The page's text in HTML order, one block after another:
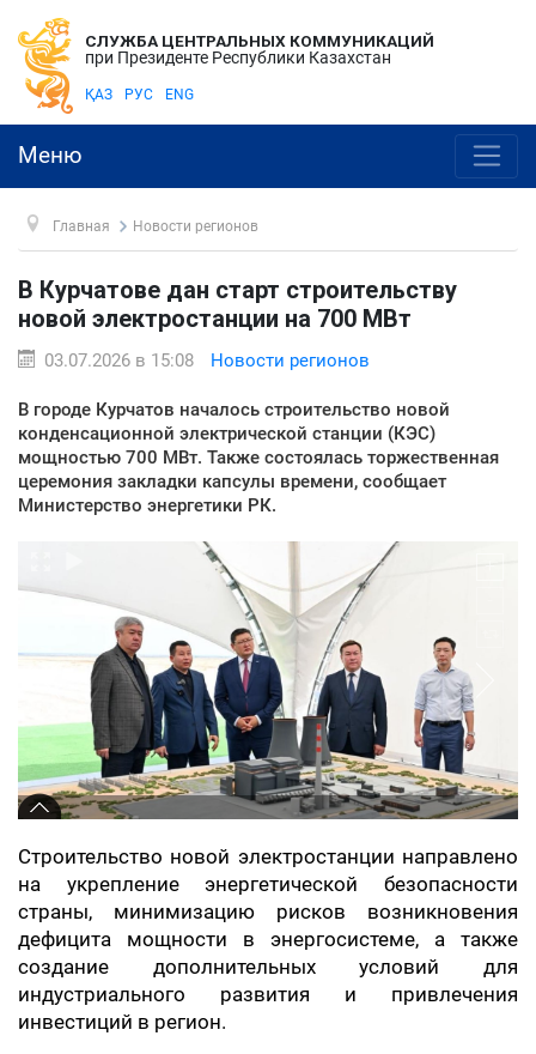
СЛУЖБА ЦЕНТРАЛЬНЫХ КОММУНИКАЦИЙ
при Президенте Республики Казахстан
ҚАЗ РУС ENG
Меню
Главная Новости регионов
В Курчатове дан старт строительству
новой электростанции на 700 МВт
03.07.2026 в 15:08 Новости регионов
В городе Курчатов началось строительство новой
конденсационной электрической станции (КЭС)
мощностью 700 МВт. Также состоялась торжественная
церемония закладки капсулы времени, сообщает
Министерство энергетики РК.
Строительство новой электростанции направлено
на укрепление энергетической безопасности
страны, минимизацию рисков возникновения
дефицита мощности в энергосистеме, а также
создание дополнительных условий для
индустриального развития и привлечения
инвестиций в регион.